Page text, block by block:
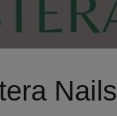
Nails